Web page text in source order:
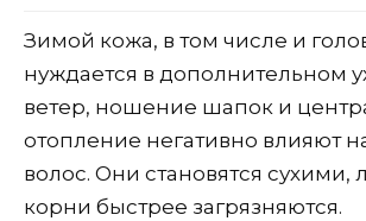
Зимой кожа, в том числе и
нуждается в дополнительном
ветер, ношение шапок и
отопление негативно влияют
волос. Они становятся сухими,
корни быстрее загрязняются.